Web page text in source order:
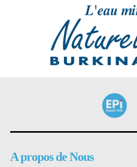
A propos de Nous